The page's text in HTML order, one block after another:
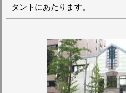
タントにあたります。